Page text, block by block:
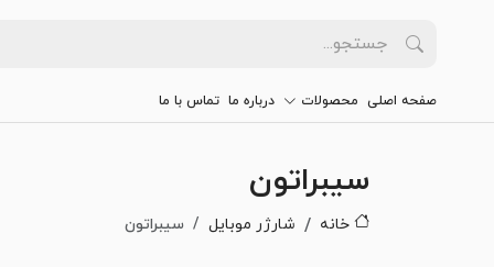
صفحه اصلی محصولات درباره ما تماس با ما
سیبراتون
خانه شارژر موبایل سیبراتون